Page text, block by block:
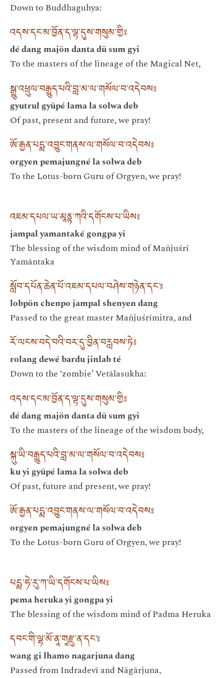
Down to Buddhaguhya:
འདས་དང་མ་བྱོན་ད་ལྟ་དུས་གསུམ་གྱི༔
dé dang majön danta dü sum gyi
To the masters of the lineage of the Magical Net,
སྒྱུ་འཕྲུལ་བརྒྱུད་པའི་བླ་མ་ལ་གསོལ་བ་འདེབས༔
gyutrul gyüpé lama la solwa deb
Of past, present and future, we pray!
ཨོ་རྒྱན་པདྨ་འབྱུང་གནས་ལ་གསོལ་བ་འདེབས༔
orgyen pemajungné la solwa deb
To the Lotus-born Guru of Orgyen, we pray!
འཇམ་དཔལ་ཡ་མཱནྟ་ཀའི་དགོངས་པ་ཡིས༔
jampal yamantaké gongpa yi
The blessing of the wisdom mind of Mañjuśrī
Yamāntaka
སློབ་དཔོན་ཆེན་པོ་འཇམ་དཔལ་བཤེས་གཉེན་དང་༔
lobpön chenpo jampal shenyen dang
Passed to the great master Mañjuśrīmitra, and
རོ་ལངས་བདེ་བའི་བར་དུ་བྱིན་བརླབས་ཏེ༔
rolang dewé bardu jinlab té
Down to the ‘zombie’ Vetālasukha:
འདས་དང་མ་བྱོན་ད་ལྟ་དུས་གསུམ་གྱི༔
dé dang majön danta dü sum gyi
To the masters of the lineage of the wisdom body,
སྐུ་ཡི་བརྒྱུད་པའི་བླ་མ་ལ་གསོལ་བ་འདེབས༔
ku yi gyüpé lama la solwa deb
Of past, future and present, we pray!
ཨོ་རྒྱན་པདྨ་འབྱུང་གནས་ལ་གསོལ་བ་འདེབས༔
orgyen pemajungné la solwa deb
To the Lotus-born Guru of Orgyen, we pray!
པདྨ་ཧེ་རུ་ཀ་ཡི་དགོངས་པ་ཡིས༔
pema heruka yi gongpa yi
The blessing of the wisdom mind of Padma Heruka
དབང་གི་ལྷ་མོ་ནཱ་གཱརྫུ་ན་དང་༔
wang gi lhamo nagarjuna dang
Passed from Indradevī and Nāgārjuna,